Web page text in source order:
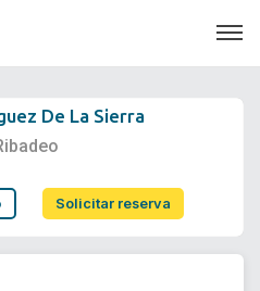
De La Sierra
Solicitar reserva